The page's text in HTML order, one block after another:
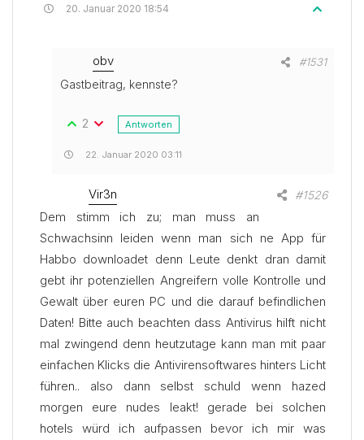
20. Januar 2020 18:54
obv Teilen
#1531
Gastbeitrag, kennste?
2 Antworten
22. Januar 2020 03:11
Vir3n Teilen
#1526
Dem stimm ich zu; man muss an
Schwachsinn leiden wenn man sich ne App für
Habbo downloadet denn Leute denkt dran damit
gebt ihr potenziellen Angreifern volle Kontrolle und
Gewalt über euren PC und die darauf befindlichen
Daten! Bitte auch beachten dass Antivirus hilft nicht
mal zwingend denn heutzutage kann man mit paar
einfachen Klicks die Antivirensoftwares hinters Licht
führen.. also dann selbst schuld wenn hazed
morgen eure nudes leakt! gerade bei solchen
hotels würd ich aufpassen bevor ich mir was